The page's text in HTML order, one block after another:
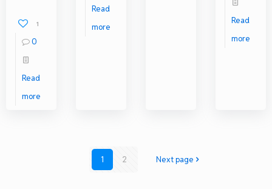
1
0
Read
more
Read
more
Read
more
1 2 Next page